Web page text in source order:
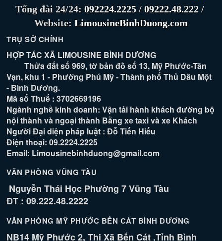
Tổng đài 24/24: 092224.2225 / 09222.48.222 /
Website: LimousineBinhDuong.com
TRỤ SỞ CHÍNH
HỢP TÁC XÃ LIMOUSINE BÌNH DƯƠNG
Thửa đất số 969, tờ bản đồ số 13, Mỹ Phước-Tân
Vạn, khu 1 - Phường Phú Mỹ - Thành phố Thủ Dầu Một
- Bình Dương.
Mã số Thuế : 3702669196
Ngành nghề kinh doanh: Vận tải hành khách đường bộ
nội thành và ngoại thành Bằng xe taxi và xe Khách
Người Đại diện pháp luật : Đỗ Tiến Hiếu
Điện thoại: 09.2224.2225
Email: Limousinebinhduong@gmail.com
VĂN PHÒNG VŨNG TÀU
Nguyễn Thái Học Phường 7 Vũng Tàu
ĐT : 09.222.48.2222
VĂN PHÒNG MỸ PHƯỚC BẾN CÁT BÌNH DƯƠNG
NB14 Mỹ Phước 2, Thị Xã Bến Cát ,Tỉnh Bình